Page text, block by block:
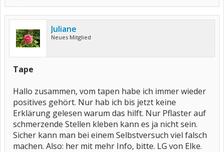
Juliane
Neues Mitglied
Tape
Hallo zusammen, vom tapen habe ich immer wieder
positives gehört. Nur hab ich bis jetzt keine
Erklärung gelesen warum das hilft. Nur Pflaster auf
schmerzende Stellen kleben kann es ja nicht sein.
Sicher kann man bei einem Selbstversuch viel falsch
machen. Also: her mit mehr Info, bitte. LG von Elke.